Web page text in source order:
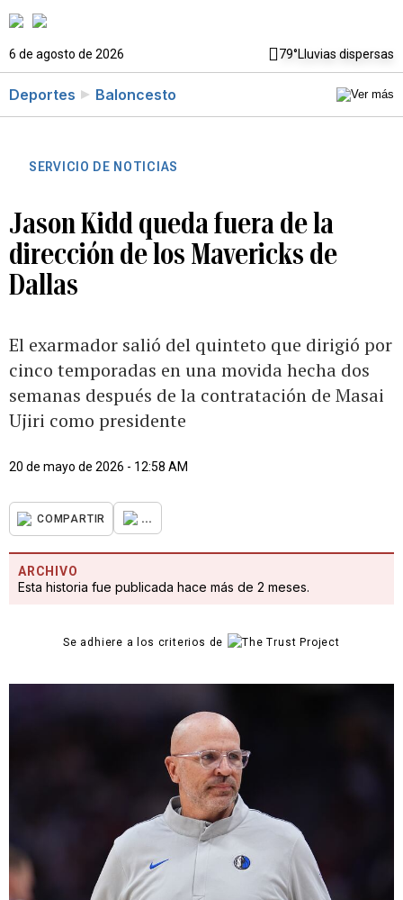
6 de agosto de 2026 79°Lluvias dispersas
Deportes Baloncesto
SERVICIO DE NOTICIAS
Jason Kidd queda fuera de la
dirección de los Mavericks de
Dallas
El exarmador salió del quinteto que dirigió por
cinco temporadas en una movida hecha dos
semanas después de la contratación de Masai
Ujiri como presidente
20 de mayo de 2026 - 12:58 AM
COMPARTIR ...
ARCHIVO
Esta historia fue publicada hace más de 2 meses.
Se adhiere a los criterios de